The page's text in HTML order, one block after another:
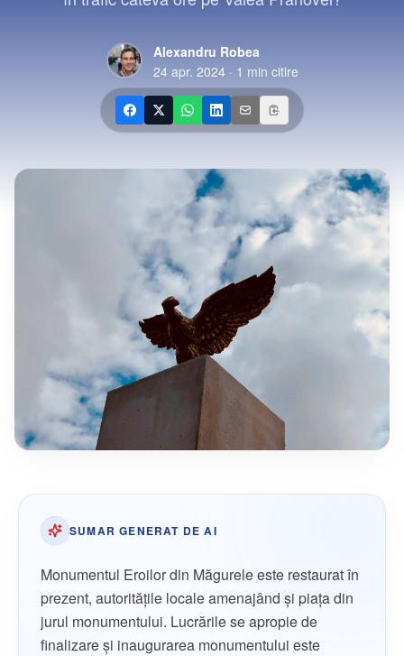
Alexandru Robea
24 apr. 2024· 1 min citire
SUMAR GENERAT DE AI
Monumentul Eroilor din Măgurele este restaurat în
prezent, autoritățile locale amenajând și piața din
jurul monumentului. Lucrările se apropie de
finalizare și inaugurarea monumentului este